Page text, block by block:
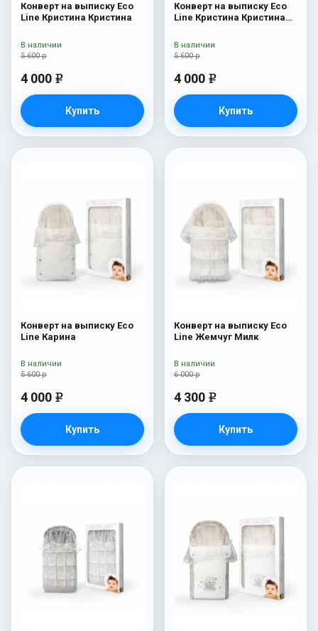
Конверт на выписку Eco
Line Кристина Кристина
5 600 р
4 000 e
Купить
В наличии
Конверт на выписку Eco
Line Кристина Кристина
5 600 р
4 000 e
Купить
В наличии
Конверт на выписку Eco
Line Карина
5 600 р
4 000 e
Купить
В наличии
Конверт на выписку Eco
Line Жемчуг Милк
6 000 р
4 300 e
Купить
В наличии